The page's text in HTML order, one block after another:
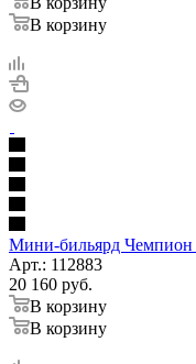
В корзину
Мини-бильярд Чемпион
Арт.: 112883
20 160 руб.
В корзину
В корзину